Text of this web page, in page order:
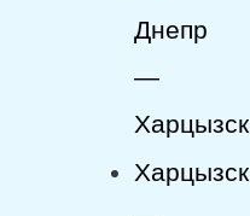
Днепр
—
Харцызск
Харцызск